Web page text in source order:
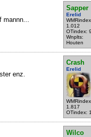
Sapper
Erelid
1.012
OTindex:
Wnplts:
Houten
Crash
Erelid
1.817
OTindex:
enz.
Wilco